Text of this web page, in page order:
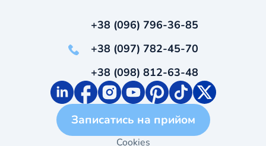
+38 (096) 796-36-85
+38 (097) 782-45-70
+38 (098) 812-63-48
Записатись на прийом
Cookies